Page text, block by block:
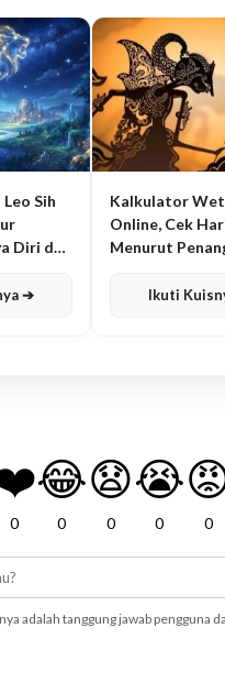
Leo Sih
Diri dan
➔
Kalkulator
Online, Cek
Menurut
Ikuti
0
😂
0
😧
0
😭
0 0
adalah tanggung jawab pengguna